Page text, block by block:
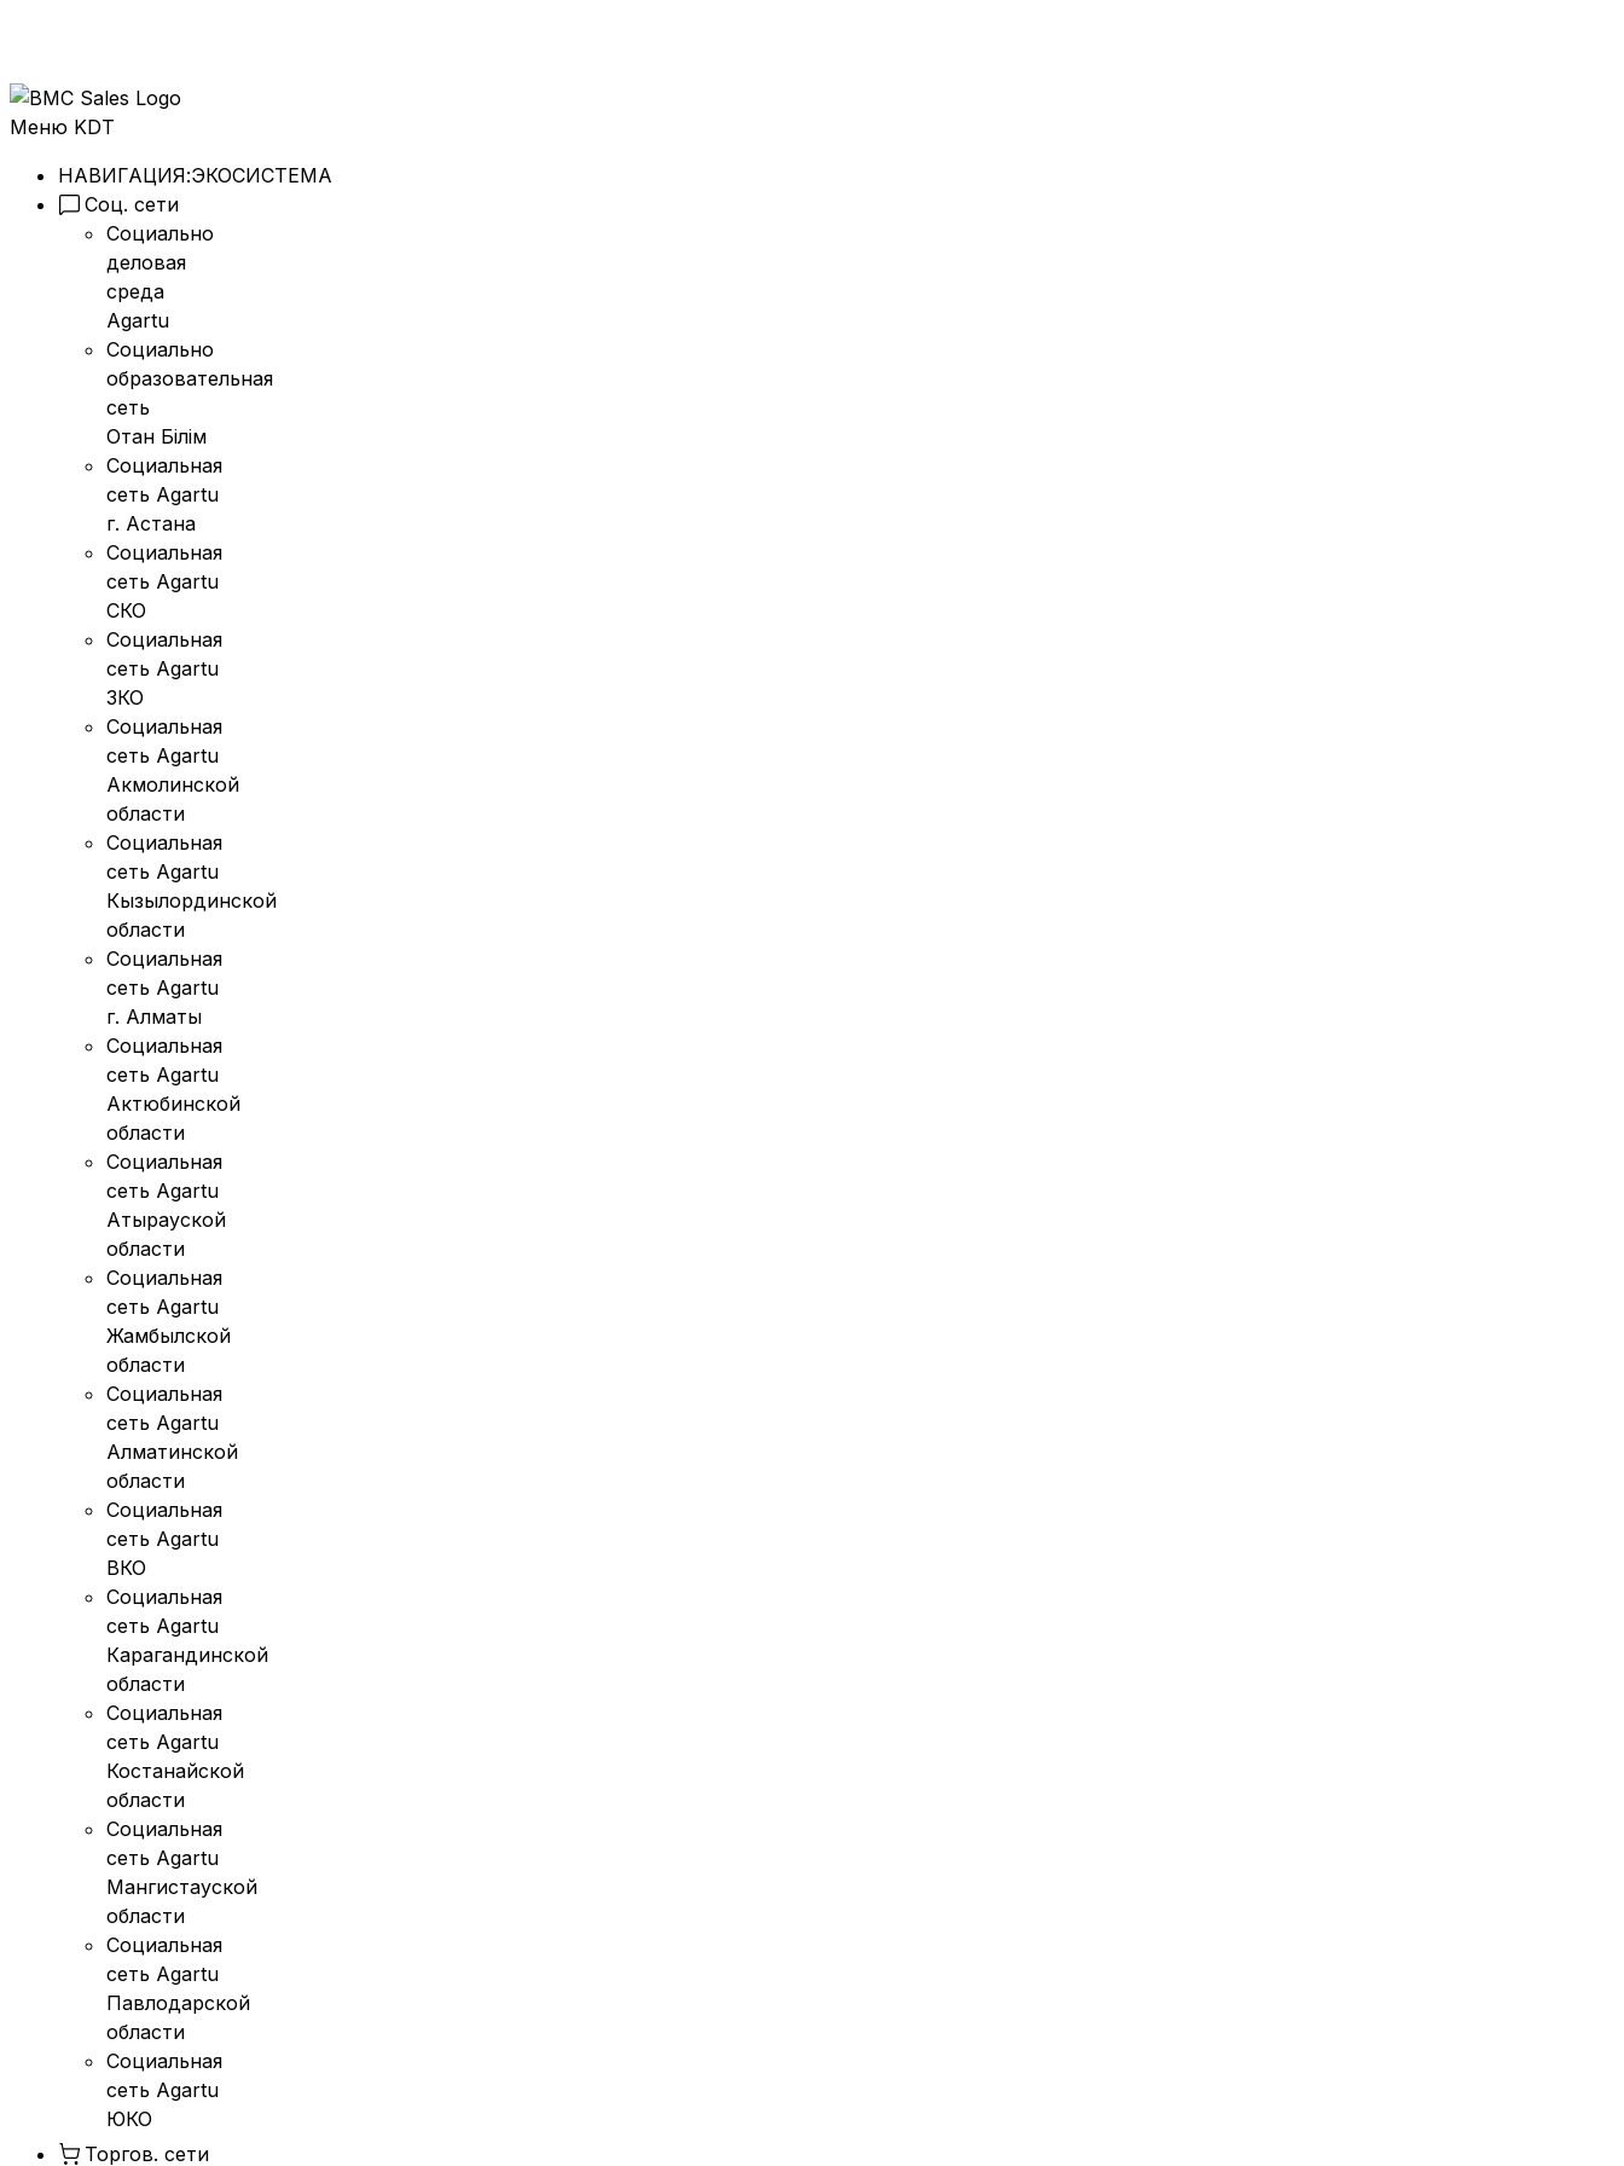
Меню KDT
НАВИГАЦИЯ:ЭКОСИСТЕМА
Соц. сети
Социально
деловая
среда
Agartu
Социально
образовательная
сеть
Отан Бiлiм
Социальная
сеть Agartu
г. Астана
Социальная
сеть Agartu
СКО
Социальная
сеть Agartu
ЗКО
Социальная
сеть Agartu
Акмолинской
области
Социальная
сеть Agartu
Кызылординской
области
Социальная
сеть Agartu
г. Алматы
Социальная
сеть Agartu
Актюбинской
области
Социальная
сеть Agartu
Атырауской
области
Социальная
сеть Agartu
Жамбылской
области
Социальная
сеть Agartu
Алматинской
области
Социальная
сеть Agartu
ВКО
Социальная
сеть Agartu
Карагандинской
области
Социальная
сеть Agartu
Костанайской
области
Социальная
сеть Agartu
Мангистауской
области
Социальная
сеть Agartu
Павлодарской
области
Социальная
сеть Agartu
ЮКО
Торгов. сети